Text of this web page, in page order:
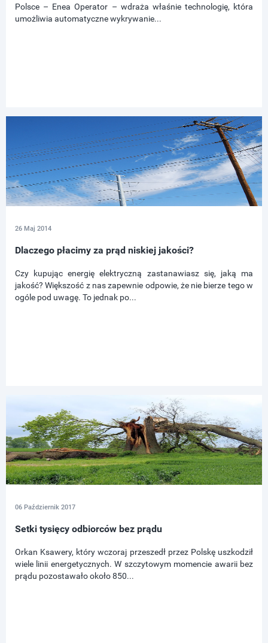
Polsce – Enea Operator – wdraża właśnie technologię, która
umożliwia automatyczne wykrywanie...
26 Maj 2014
Dlaczego płacimy za prąd niskiej jakości?
Czy kupując energię elektryczną zastanawiasz się, jaką ma
jakość? Większość z nas zapewnie odpowie, że nie bierze tego w
ogóle pod uwagę. To jednak po...
06 Październik 2017
Setki tysięcy odbiorców bez prądu
Orkan Ksawery, który wczoraj przeszedł przez Polskę uszkodził
wiele linii energetycznych. W szczytowym momencie awarii bez
prądu pozostawało około 850...